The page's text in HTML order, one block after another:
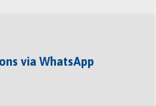
via WhatsApp